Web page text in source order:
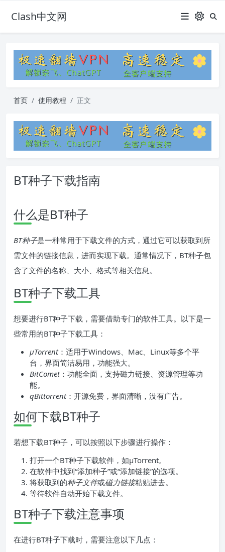
Clash中文网
首页 使用教程 正文
BT种子下载指南
什么是BT种子
BT种子是一种常用于下载文件的方式，通过它可以获取到所
需文件的链接信息，进而实现下载。通常情况下，BT种子包
含了文件的名称、大小、格式等相关信息。
BT种子下载工具
想要进行BT种子下载，需要借助专门的软件工具。以下是一
些常用的BT种子下载工具：
μTorrent：适用于Windows、Mac、Linux等多个平
台，界面简洁易用，功能强大。
BitComet：功能全面，支持磁力链接、资源管理等功
能。
qBittorrent：开源免费，界面清晰，没有广告。
如何下载BT种子
若想下载BT种子，可以按照以下步骤进行操作：
打开一个BT种子下载软件，如μTorrent。
在软件中找到“添加种子”或“添加链接”的选项。
将获取到的种子文件或磁力链接粘贴进去。
等待软件自动开始下载文件。
BT种子下载注意事项
在进行BT种子下载时，需要注意以下几点：